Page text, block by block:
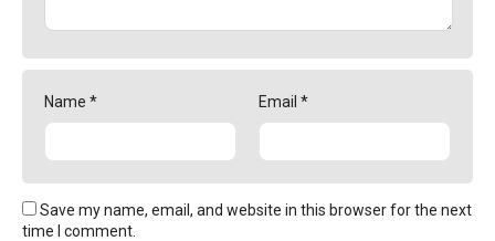
Name * Email *
Save my name, email, and website in this browser for the next
time I comment.